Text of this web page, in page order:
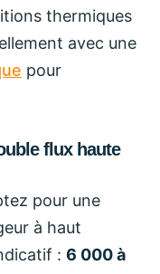
thermiques
avec une
pour
flux haute
pour une
à haut
: 6 000 à